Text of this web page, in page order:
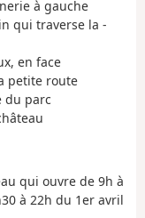
à gauche
qui traverse la -
en face
petite route
du parc
qui ouvre de 9h à
à 22h du 1er avril